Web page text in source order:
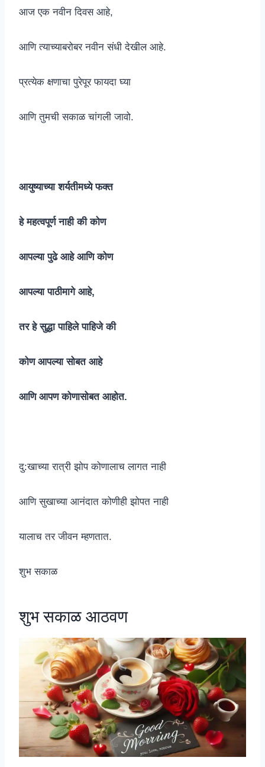
आज एक नवीन दिवस आहे,
आणि त्याच्याबरोबर नवीन संधी देखील आहे.
प्रत्येक क्षणाचा पुरेपूर फायदा घ्या
आणि तुमची सकाळ चांगली जावो.
आयुष्याच्या शर्यतीमध्ये फक्त
हे महत्वपूर्ण नाही की कोण
आपल्या पुढे आहे आणि कोण
आपल्या पाठीमागे आहे,
तर हे सुद्धा पाहिले पाहिजे की
कोण आपल्या सोबत आहे
आणि आपण कोणासोबत आहोत.
दु:खाच्या रात्री झोप कोणालाच लागत नाही
आणि सुखाच्या आनंदात कोणीही झोपत नाही
यालाच तर जीवन म्हणतात.
शुभ सकाळ
शुभ सकाळ आठवण